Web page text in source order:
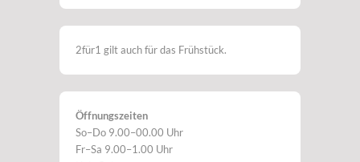
2für1 gilt auch für das Frühstück.
Öffnungszeiten
So–Do 9.00–00.00 Uhr
Fr–Sa 9.00–1.00 Uhr